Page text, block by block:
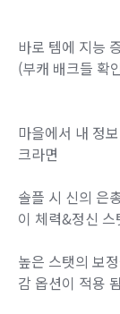
바로 템에 지능
(부캐 배크들 확
마을에서 내 정
크라면
솔플 시 신의 은
이 체력&정신 스
높은 스탯의 보
감 옵션이 적용 됨